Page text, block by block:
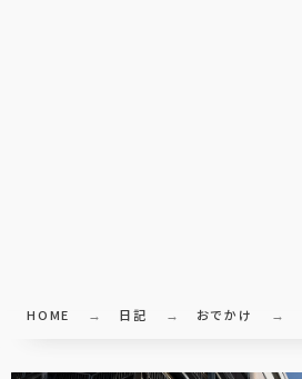
HOME 日記 おでかけ